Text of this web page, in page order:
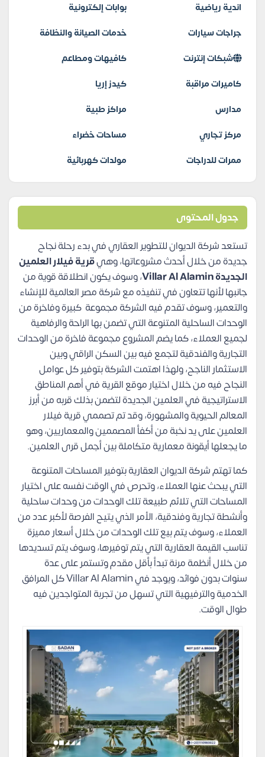
اندية رياضية
بوابات إلكترونية
جراجات سيارات
خدمات الصيانة والنظافة
شبكات إنترنت
كافيهات ومطاعم
كاميرات مراقبة
كيدز إريا
مدارس
مراكز طبية
مركز تجاري
مساحات خضراء
ممرات للدراجات
مولدات كهربائية
جدول المحتوى
تستعد شركة الديوان للتطوير العقاري في بدء رحلة نجاح
جديدة من خلال أحدث مشروعاتها، وهيقرية فيلار العلمين
الجديدة Villar Al Alamin
، وسوف يكون انطلاقة قوية من
جانبها لأنها تتعاون في تنفيذه مع شركة مصر العالمية للإنشاء
والتعمير، وسوف تقدم فيه الشركة مجموعة كبيرة وفاخرة من
الوحدات الساحلية المتنوعة التي تضمن بها الراحة والرفاهية
لجميع العملاء، كما يضم المشروع مجموعة فاخرة من الوحدات
التجارية والفندقية لتجمع فيه بين السكن الراقي وبين
الاستثمار الناجح، ولهذا اهتمت الشركة بتوفير كل عوامل
النجاح فيه من خلال اختيار موقع القرية في أهم المناطق
الاستراتيجية في العلمين الجديدة لتضمن بذلك قربه من أبرز
المعالم الحيوية والمشهورة، وقد تم تصممي قرية فيلار
العلمين على يد نخبة من أكفأ المصممين والمعماريين، وهو
ما يجعلها أيقونة معمارية متكاملة بين أجمل قرى العلمين.
كما تهتم شركة الديوان العقارية بتوفير المساحات المتنوعة
التي يبحث عنها العملاء، وتحرص في الوقت نفسه على اختيار
المساحات التي تلائم طبيعة تلك الوحدات من وحدات ساحلية
وأنشطة تجارية وفندقية، الأمر الذي يتيح الفرصة لأكبر عدد من
العملاء، وسوف يتم بيع تلك الوحدات من خلال أسعار مميزة
تناسب القيمة العقارية التي يتم توفيرها، وسوف يتم تسديدها
من خلال أنظمة مرنة تبدأ بأقل مقدم وتستمر على عدة
سنوات بدون فوائد، ويوجد في Villar Al Alamin كل المرافق
الخدمية والترفيهية التي تسهل من تجربة المتواجدين فيه
طوال الوقت.